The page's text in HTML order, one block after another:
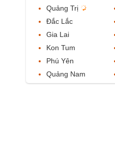
Quảng Trị
Đắc Lắc
Gia Lai
Kon Tum
Phú Yên
Quảng Nam